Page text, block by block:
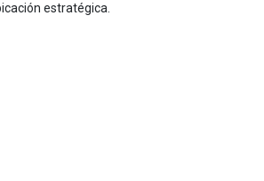
estratégica.